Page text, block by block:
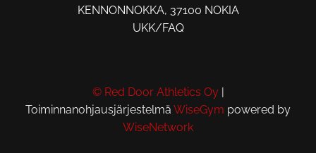
KENNONNOKKA, 37100 NOKIA
UKK/FAQ
© Red Door Athletics Oy|
Toiminnanohjausjärjestelmä WiseGym powered by
WiseNetwork